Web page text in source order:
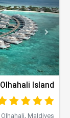
Island